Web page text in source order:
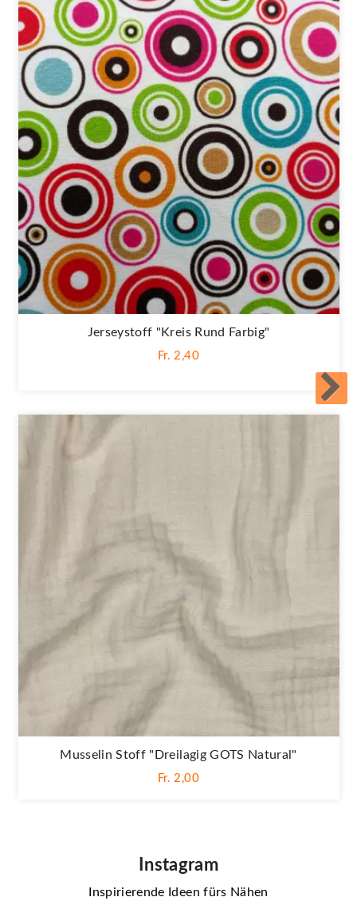
Jerseystoff "Kreis Rund Farbig"
Fr. 2,40
Musselin Stoff "Dreilagig GOTS Natural"
Fr. 2,00
Instagram
Inspirierende Ideen fürs Nähen